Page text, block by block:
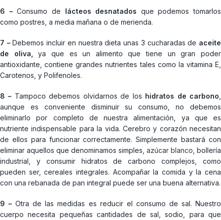
6 –Consumo de lácteos desnatados que podemos tomarlos
como postres, a media mañana o de merienda.
7 –Debemos incluir en nuestra dieta unas 3 cucharadas de aceite
de oliva,
ya que es un alimento que tiene un gran poder
antioxidante, contiene grandes nutrientes tales como la vitamina E,
Carotenos, y Polifenoles.
8 – Tampoco debemos olvidarnos de los hidratos de carbono
aunque es conveniente disminuir su consumo, no debemos
eliminarlo por completo de nuestra alimentación, ya que es
nutriente indispensable para la vida. Cerebro y corazón necesitan
de ellos para funcionar correctamente. Simplemente bastará con
eliminar aquellos que denominamos simples, azúcar blanco , bollería
industrial, y consumir hidratos de carbono complejos, como
pueden ser, cereales integrales. Acompañar la comida y la cena
con una rebanada de pan integral puede ser una buena alternativa.
9 –Otra de las medidas es reducir el consumo de sal. Nuestro
cuerpo necesita pequeñas cantidades de sal, sodio, para que